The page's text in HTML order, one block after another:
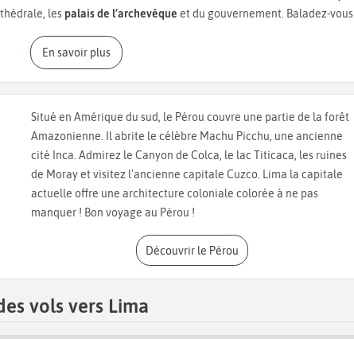
les palais de l’archevêque et du gouvernement. Baladez-vous
plusieurs sculptures et œuvres d’art, dont le célèbre circuit de
animations aquatiques. Près de cette place, vous pourrez vous rendre
de Lima. On y trouve des expositions liées à la culture
pas manquer. Construite dans un style architectural baroque, elle
conservées. Un autre musée important est le
Musée Oro
Pour découvrir la
gastronomie péruvienne,
causa,
salade composée avec de la purée de pomme de terre
Con Pollo,
du riz à la coriandre. Profitez-en pour vous balader dans
places telles que la
Plaza San Martin
En savoir plus
Situé en Amérique du sud, le Pérou couvre une partie de la forêt
Amazonienne. Il abrite le célèbre Machu Picchu, une ancienne
cité Inca. Admirez le Canyon de Colca, le lac Titicaca, les ruines
de Moray et visitez l'ancienne capitale Cuzco. Lima la capitale
actuelle offre une architecture coloniale colorée à ne pas
manquer ! Bon voyage au Pérou !
Découvrir le Pérou
vols vers Lima